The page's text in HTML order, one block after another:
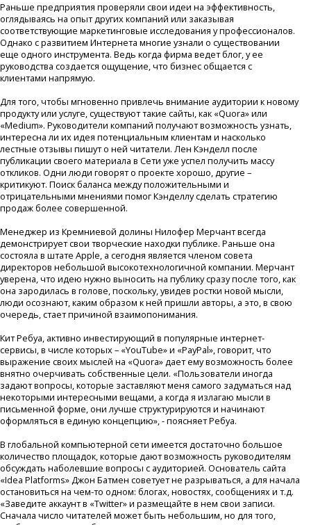
Раньше предприятия проверяли свои идеи на эффективность,
оглядываясь на опыт других компаний или заказывая
соответствующие маркетинговые исследования у профессионалов.
Однако с развитием Интернета многие узнали о существовании
еще одного инструмента. Ведь когда фирма ведет блог, у ее
руководства создается ощущение, что бизнес общается с
клиентами напрямую.
Для того, чтобы мгновенно привлечь внимание аудитории к новому
продукту или услуге, существуют такие сайты, как «Quora» или
«Medium». Руководители компаний получают возможность узнать,
интересна ли их идея потенциальным клиентам и насколько
лестные отзывы пишут о ней читатели. Лен Кэнделл после
публикации своего материала в Сети уже успел получить массу
откликов. Одни люди говорят о проекте хорошо, другие –
критикуют. Поиск баланса между положительными и
отрицательными мнениями помог Кэнделлу сделать стратегию
продаж более совершенной.
Менеджер из Кремниевой долины Нилофер Мерчант всегда
демонстрирует свои творческие находки публике. Раньше она
состояла в штате Apple, а сегодня является членом совета
директоров небольшой высокотехнологичной компании. Мерчант
уверена, что идею нужно выносить на публику сразу после того, как
она зародилась в голове, поскольку, увидев ростки новой мысли,
люди осознают, каким образом к ней пришли авторы, а это, в свою
очередь, стает причиной взаимопонимания.
Кит Ребуа, активно инвестирующий в популярные интернет-
сервисы, в числе которых – «YouTube» и «PayPal», говорит, что
выражение своих мыслей на «Quora» дает ему возможность более
внятно очерчивать собственные цели. «Пользователи иногда
задают вопросы, которые заставляют меня самого задуматься над
некоторыми интересными вещами, а когда я излагаю мысли в
письменной форме, они лучше структурируются и начинают
оформляться в единую концепцию», - поясняет Ребуа.
В глобальной компьютерной сети имеется достаточно большое
количество площадок, которые дают возможность руководителям
обсуждать наболевшие вопросы с аудиторией. Основатель сайта
«Idea Platforms» Джон Батмен советует не разрываться, а для начала
остановиться на чем-то одном: блогах, новостях, сообщениях и т.д.
«Заведите аккаунт в «Twitter» и размещайте в нем свои записи.
Сначала число читателей может быть небольшим, но для того,